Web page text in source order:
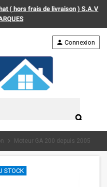
( hors frais de livraison ) S.A.V
search
person Connexion
chevron_right Moteur GA 200 depuis 2005
STOCK